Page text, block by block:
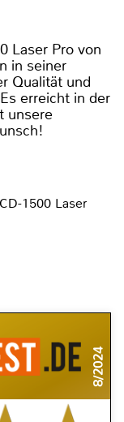
Laser Pro von
in seiner
Qualität und
erreicht in der
unsere
1500 Laser
8/2024